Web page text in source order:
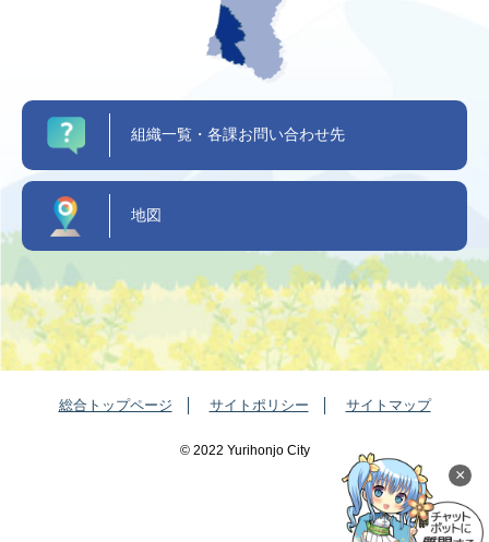
×
組織一覧・各課お問い合わせ先
地図
総合トップページ サイトポリシー サイトマップ
©️ 2022 Yurihonjo City